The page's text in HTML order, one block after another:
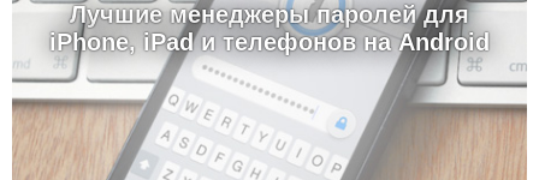
Лучшие менеджеры паролей для
iPhone, iPad и телефонов на Android